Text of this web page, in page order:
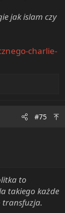
jak islam czy
charlie-
#75
to
takiego każde
transfuzja.